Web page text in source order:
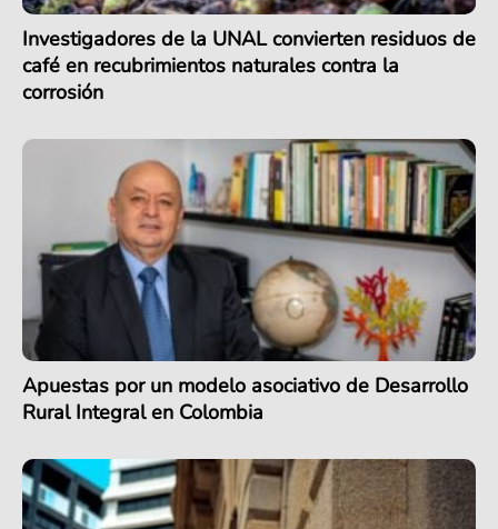
Investigadores de la UNAL convierten residuos de
café en recubrimientos naturales contra la
corrosión
Apuestas por un modelo asociativo de Desarrollo
Rural Integral en Colombia